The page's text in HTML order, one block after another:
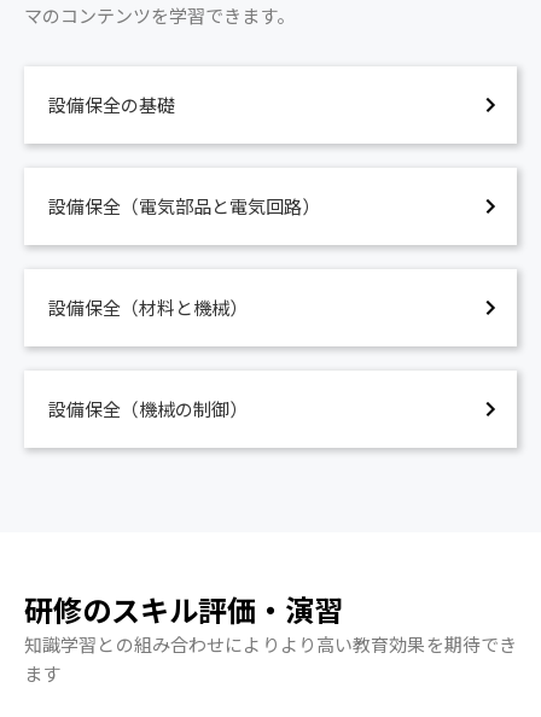
マのコンテンツを学習できます。
設備保全の基礎
設備保全（電気部品と電気回路）
設備保全（材料と機械）
設備保全（機械の制御）
研修のスキル評価・演習
知識学習との組み合わせによりより高い教育効果を期待でき
ます